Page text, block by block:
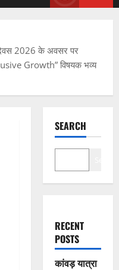
दिवस 2026 के अवसर पर
Growth” विषयक भव्य
SEARCH
RECENT
POSTS
कांवड़ यात्रा